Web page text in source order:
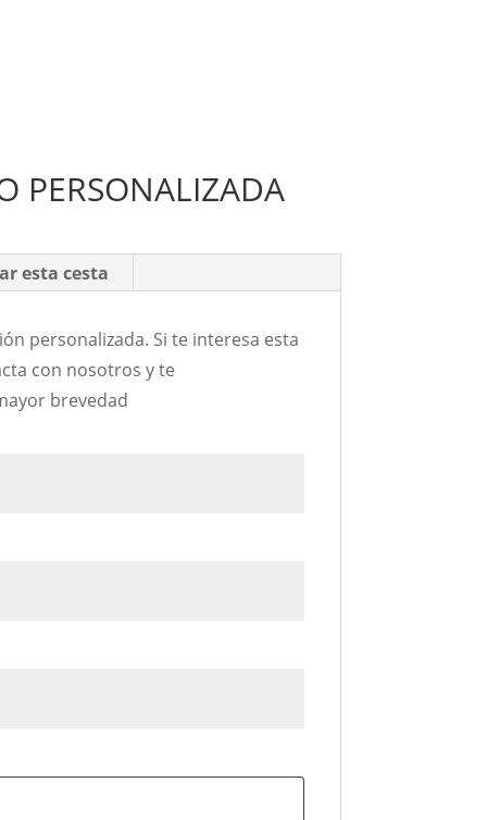
PERSONALIZADA
esta cesta
personalizada. Si te interesa esta
con nosotros y te
brevedad